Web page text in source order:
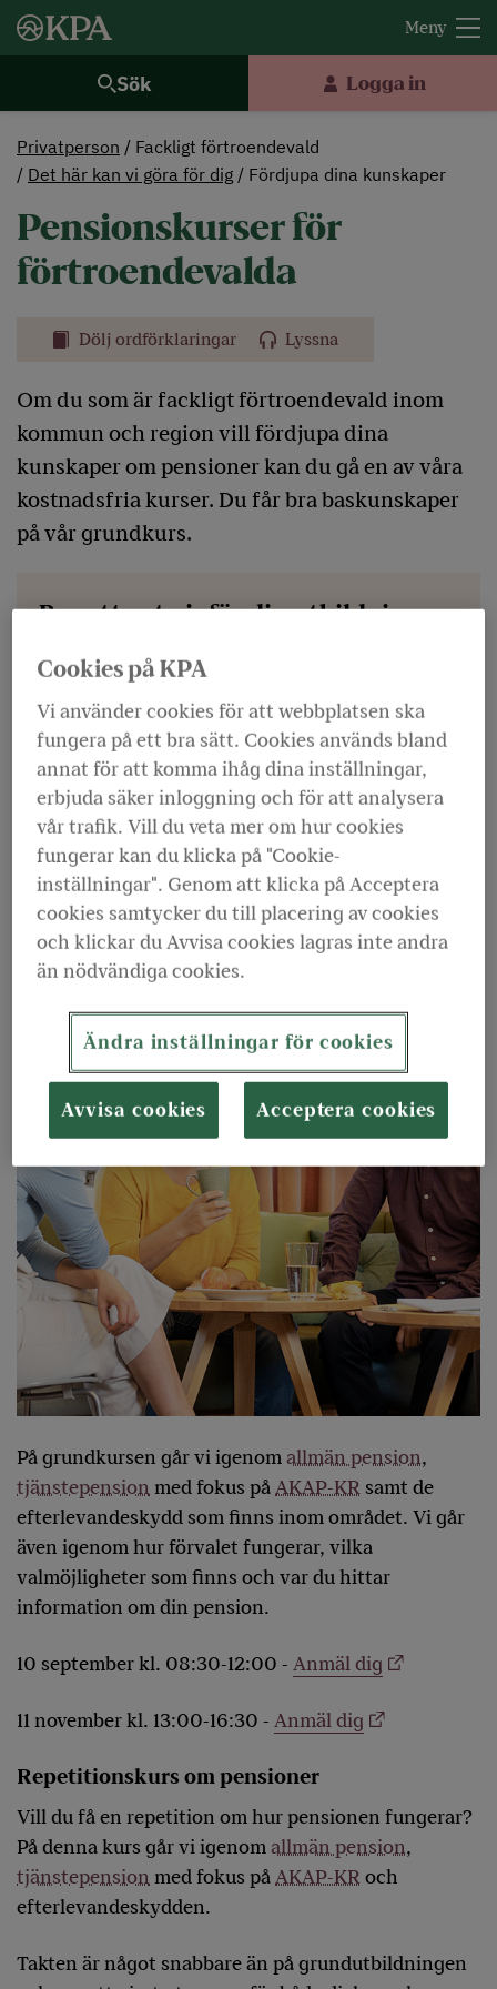
Sök Logga in
Privatperson
Fackligt förtroendevald
Det här kan vi göra för dig
Fördjupa dina kunskaper
Pensionskurser för
förtroendevalda
Dölj ordförklaringar Lyssna
Om du som är fackligt förtroendevald inom
kommun och region vill fördjupa dina
kunskaper om pensioner kan du gå en av våra
kostnadsfria kurser. Du får bra baskunskaper
på vår grundkurs.
Bra att veta inför din utbildning
Våra kurser är interaktiva och innehåller olika
aktiviteter där vi behöver ditt engagemang. Du
kan delta i utbildningen via en surfplatta/dator
med högtalare eller hörlurar samt mikrofon.
När du anmält dig får du en länk till
utbildningen som hålls via Teams.
Grundkurs om pension inom kommun och
region
På grundkursen går vi igenomallmän pension,
tjänstepension med fokus påAKAP-KR samt de
efterlevandeskydd som finns inom området. Vi går
även igenom hur förvalet fungerar, vilka
valmöjligheter som finns och var du hittar
information om din pension.
10 september kl. 08:30-12:00 - Anmäl dig
11 november kl. 13:00-16:30 - Anmäl dig
Repetitionskurs om pensioner
Vill du få en repetition om hur pensionen fungerar?
På denna kurs går vi igenomallmän pension,
tjänstepension med fokus påAKAP-KRoch
efterlevandeskydden.
Takten är något snabbare än på grundutbildningen
Cookies på KPA
Vi använder cookies för att webbplatsen ska
fungera på ett bra sätt. Cookies används bland
annat för att komma ihåg dina inställningar,
erbjuda säker inloggning och för att analysera
vår trafik. Vill du veta mer om hur cookies
fungerar kan du klicka på "Cookie-
inställningar". Genom att klicka på Acceptera
cookies samtycker du till placering av cookies
och klickar du Avvisa cookies lagras inte andra
än nödvändiga cookies.
Ändra inställningar för cookies
Avvisa cookies Acceptera cookies